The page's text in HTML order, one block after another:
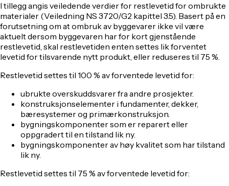
I tillegg angis veiledende verdier for restlevetid for ombrukte
materialer (Veiledning NS 3720/G2 kapittel 3.5). Basert på en
forutsetning om at ombruk av byggevarer ikke vil være
aktuelt dersom byggevaren har for kort gjenstående
restlevetid, skal restlevetiden enten settes lik forventet
levetid for tilsvarende nytt produkt, eller reduseres til 75 %.
Restlevetid settes til 100 % av forventede levetid for:
ubrukte overskuddsvarer fra andre prosjekter.
konstruksjonselementer i fundamenter, dekker,
bæresystemer og primærkonstruksjon.
bygningskomponenter som er reparert eller
oppgradert til en tilstand lik ny.
bygningskomponenter av høy kvalitet som har tilstand
lik ny.
Restlevetid settes til 75 % av forventede levetid for: